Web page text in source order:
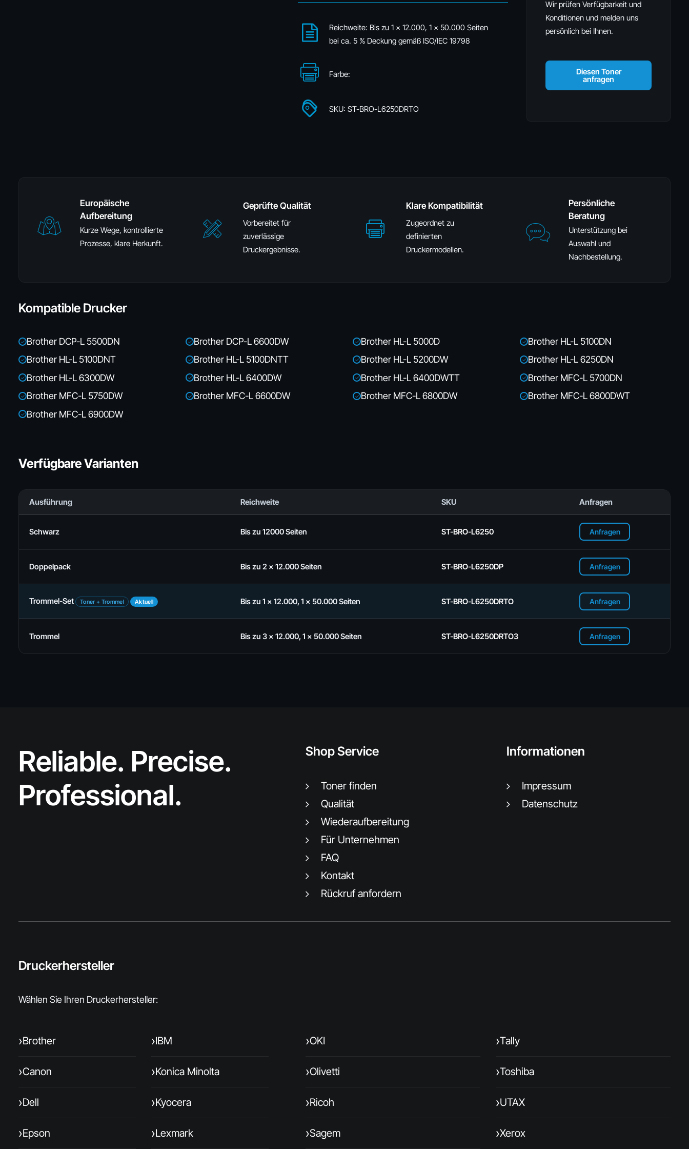
Reichweite: Bis zu 1 x 12.000, 1 x 50.000 Seiten
bei ca. 5 % Deckung gemäß ISO/IEC 19798
Farbe:
SKU: ST-BRO-L6250DRTO
Wir prüfen Verfügbarkeit und
Konditionen und melden uns
persönlich bei Ihnen.
Diesen Toner
anfragen
Europäische
Aufbereitung
Kurze Wege, kontrollierte
Prozesse, klare Herkunft.
Geprüfte Qualität
Vorbereitet für
zuverlässige
Druckergebnisse.
Klare Kompatibilität
Zugeordnet zu
definierten
Druckermodellen.
Persönliche
Beratung
Unterstützung bei
Auswahl und
Nachbestellung.
Kompatible Drucker
✓ Brother DCP-L 5500DN ✓ Brother DCP-L 6600DW ✓ Brother HL-L 5000D ✓ Brother HL-L 5100DN
✓ Brother HL-L 5100DNT ✓ Brother HL-L 5100DNTT ✓ Brother HL-L 5200DW ✓ Brother HL-L 6250DN
✓ Brother HL-L 6300DW ✓ Brother HL-L 6400DW ✓ Brother HL-L 6400DWTT ✓ Brother MFC-L 5700DN
✓ Brother MFC-L 5750DW ✓ Brother MFC-L 6600DW ✓ Brother MFC-L 6800DW ✓ Brother MFC-L 6800DWT
✓ Brother MFC-L 6900DW
Verfügbare Varianten
Ausführung Reichweite SKU Anfragen
Schwarz Bis zu 12000 Seiten ST-BRO-L6250 Anfragen
Doppelpack Bis zu 2 x 12.000 Seiten ST-BRO-L6250DP Anfragen
Trommel-Set Toner + Trommel Aktuell Bis zu 1 x 12.000, 1 x 50.000 Seiten ST-BRO-L6250DRTO Anfragen
Trommel Bis zu 3 x 12.000, 1 x 50.000 Seiten ST-BRO-L6250DRTO3 Anfragen
Reliable. Precise.
Professional.
Shop Service
Toner finden
Qualität
Wiederaufbereitung
Für Unternehmen
FAQ
Kontakt
Rückruf anfordern
Informationen
Impressum
Datenschutz
Druckerhersteller
Wählen Sie Ihren Druckerhersteller:
›Brother
›Canon
›Dell
›Epson
›IBM
›Konica Minolta
›Kyocera
›Lexmark
›OKI
›Olivetti
›Ricoh
›Sagem
›Tally
›Toshiba
›UTAX
›Xerox